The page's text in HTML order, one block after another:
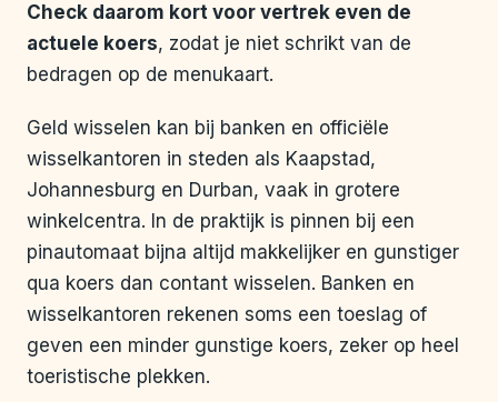
Check daarom kort voor vertrek even de
actuele koers, zodat je niet schrikt van de
bedragen op de menukaart.
Geld wisselen kan bij banken en officiële
wisselkantoren in steden als Kaapstad,
Johannesburg en Durban, vaak in grotere
winkelcentra. In de praktijk is pinnen bij een
pinautomaat bijna altijd makkelijker en gunstiger
qua koers dan contant wisselen. Banken en
wisselkantoren rekenen soms een toeslag of
geven een minder gunstige koers, zeker op heel
toeristische plekken.